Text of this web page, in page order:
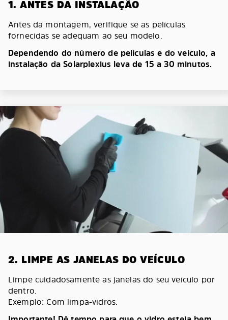
1. ANTES DA INSTALAÇÃO
Antes da montagem, verifique se as películas
fornecidas se adequam ao seu modelo.
Dependendo do número de películas e do veículo, a
instalação da Solarplexius leva de 15 a 30 minutos.
2. LIMPE AS JANELAS DO VEÍCULO
Limpe cuidadosamente as janelas do seu veículo por
dentro.
Exemplo: Com limpa-vidros.